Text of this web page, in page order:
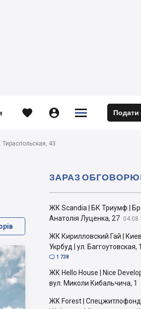
  

 Подати
43
ЖК Scandia | БК Триумф |
Анатолія Луценка, 27 04.08
ЖК Кирилловский Гай |
Укрбуд | ул. Баггоутовская,
 1 738
ЖК Hello House | Nice
вул. Миколи Кибальчича, 1
ЖК Forest |
ЗАРАЗ